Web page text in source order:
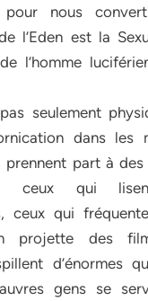
pour nous
l’Eden est la
l’homme
seulement
dans les
prennent part à
ceux qui
ceux qui
projette des
d’énormes
gens se